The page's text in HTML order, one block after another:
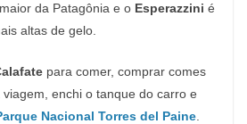
da Patagônia e o Esperazzini é
altas de gelo.
para comer, comprar comes
enchi o tanque do carro e
Nacional Torres del Paine.